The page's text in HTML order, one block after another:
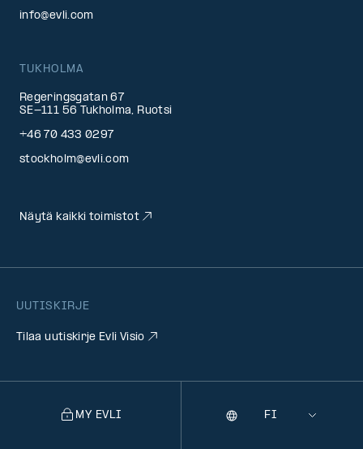
UUTISKIRJE
Tilaa uutiskirje Evli Visio
info@evli.com
TUKHOLMA
Regeringsgatan 67
SE-111 56 Tukholma, Ruotsi
+46 70 433 0297
stockholm@evli.com
Näytä kaikki toimistot
MY EVLI
Selecting
Kieli